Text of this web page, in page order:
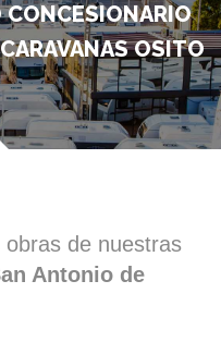
CONCESIONARIO
OSITO
obras de nuestras
Antonio de